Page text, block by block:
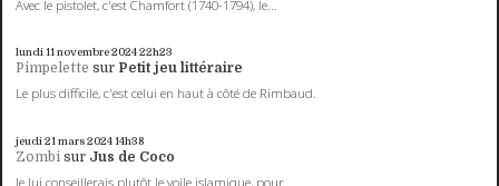
Avec le pistolet, c'est Chamfort (1740-1794), le...
lundi 11novembre 202422h23
Pimpelette sur Petit jeu littéraire
Le plus difficile, c'est celui en haut à côté de Rimbaud.
jeudi 21 mars 202414h38
Zombi sur Jus de Coco
Je lui conseillerais plutôt le voile islamique, pour...